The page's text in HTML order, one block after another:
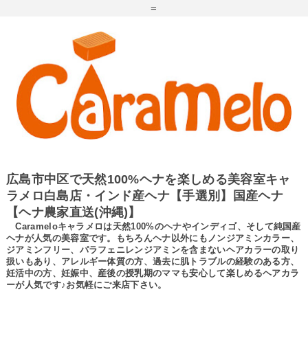
=
広島市中区で天然100%ヘナを楽しめる美容室キャ
ラメロ白島店・インド産ヘナ【手選別】国産ヘナ
【ヘナ農家直送(沖縄)】
Carameloキャラメロは天然100%のヘナやインディゴ、そして純国産
ヘナが人気の美容室です。もちろんヘナ以外にもノンジアミンカラー、
ジアミンフリー、パラフェニレンジアミンを含まないヘアカラーの取り
扱いもあり、アレルギー体質の方、過去に肌トラブルの経験のある方、
妊活中の方、妊娠中、産後の授乳期のママも安心して楽しめるヘアカラ
ーが人気です♪お気軽にご来店下さい。